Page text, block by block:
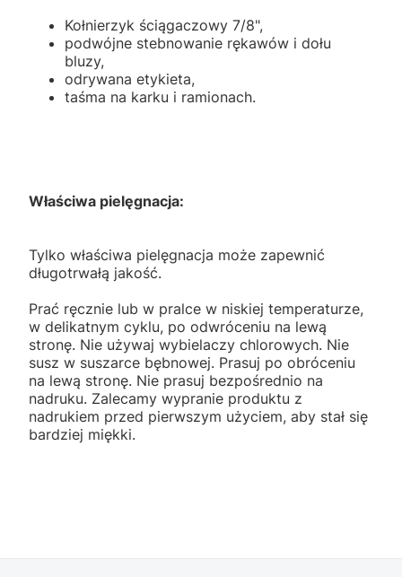
Kołnierzyk ściągaczowy 7/8",
podwójne stebnowanie rękawów i dołu
bluzy,
odrywana etykieta,
taśma na karku i ramionach.
Właściwa pielęgnacja:
Tylko właściwa pielęgnacja może zapewnić
długotrwałą jakość.
Prać ręcznie lub w pralce w niskiej temperaturze,
w delikatnym cyklu, po odwróceniu na lewą
stronę. Nie używaj wybielaczy chlorowych. Nie
susz w suszarce bębnowej. Prasuj po obróceniu
na lewą stronę. Nie prasuj bezpośrednio na
nadruku. Zalecamy wypranie produktu z
nadrukiem przed pierwszym użyciem, aby stał się
bardziej miękki.